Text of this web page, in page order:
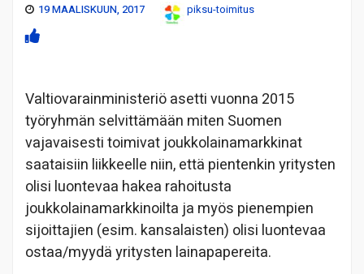
19 MAALISKUUN, 2017 piksu-toimitus
Valtiovarainministeriö asetti vuonna 2015
työryhmän selvittämään miten Suomen
vajavaisesti toimivat joukkolainamarkkinat
saataisiin liikkeelle niin, että pientenkin yritysten
olisi luontevaa hakea rahoitusta
joukkolainamarkkinoilta ja myös pienempien
sijoittajien (esim. kansalaisten) olisi luontevaa
ostaa/myydä yritysten lainapapereita.